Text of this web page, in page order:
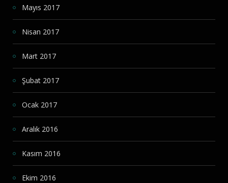
Mayıs 2017
Nisan 2017
Mart 2017
Şubat 2017
Ocak 2017
Aralık 2016
Kasım 2016
Ekim 2016